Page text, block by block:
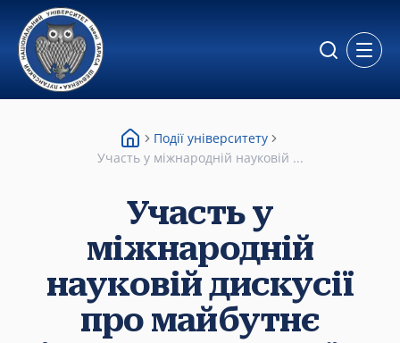
Події університету
Участь у міжнародній науковій ...
Участь у
міжнародній
науковій дискусії
про майбутнє